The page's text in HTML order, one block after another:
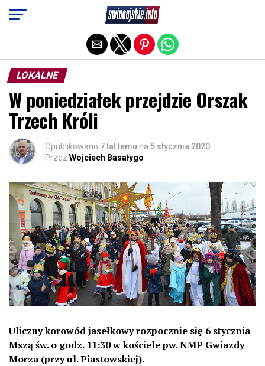
LOKALNE
W poniedziałek przejdzie Orszak
Trzech Króli
Opublikowano 7 lat temu na 5 stycznia 2020
Przez Wojciech Basałygo
Uliczny korowód jasełkowy rozpocznie się 6 stycznia
Mszą św. o godz. 11:30 w kościele pw. NMP Gwiazdy
Morza (przy ul. Piastowskiej).
Exit mobile version